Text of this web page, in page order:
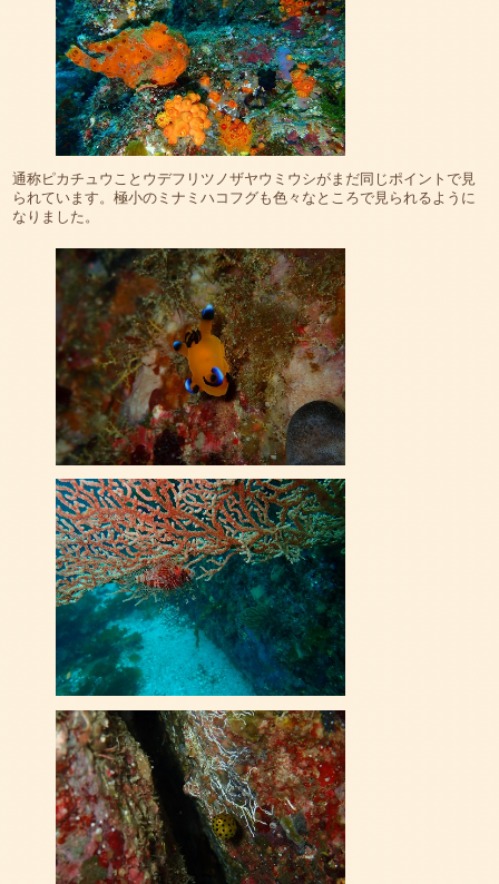
通称ピカチュウことウデフリツノザヤウミウシがまだ同じポイントで見
られています。極小のミナミハコフグも色々なところで見られるように
なりました。